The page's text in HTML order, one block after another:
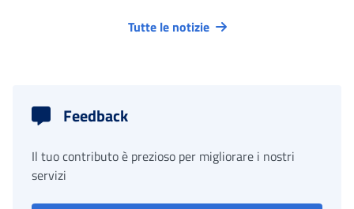
Tutte le notizie
Feedback
Il tuo contributo è prezioso per migliorare i nostri
servizi